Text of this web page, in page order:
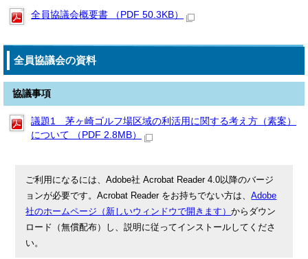
全員協議会概要書 （PDF 50.3KB）
全員協議会の資料
協議事項
議題1 茅ヶ崎ゴルフ場区域の利活用に関する考え方（素案）
について （PDF 2.8MB）
ご利用になるには、Adobe社 Acrobat Reader 4.0以降のバージ
ョンが必要です。Acrobat Reader をお持ちでない方は、Adobe
社のホームページ（新しいウィンドウで開きます）からダウン
ロード（無償配布）し、説明に従ってインストールしてくださ
い。